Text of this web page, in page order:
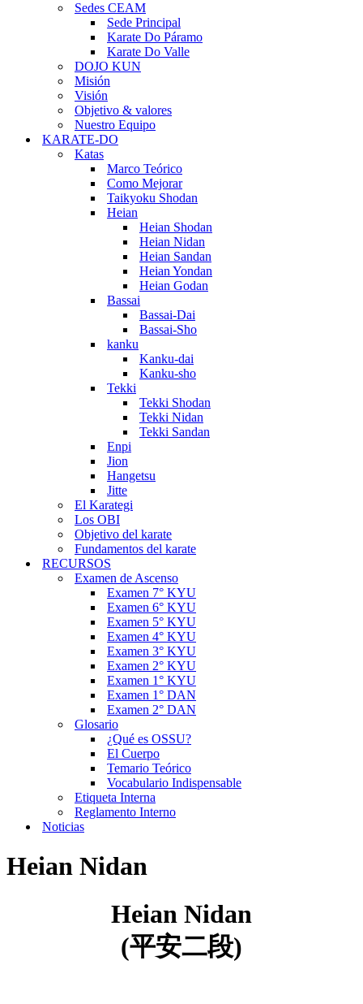
Sedes CEAM
Sede Principal
Karate Do Páramo
Karate Do Valle
DOJO KUN
Misión
Visión
Objetivo & valores
Nuestro Equipo
KARATE-DO
Katas
Marco Teórico
Como Mejorar
Taikyoku Shodan
Heian
Heian Shodan
Heian Nidan
Heian Sandan
Heian Yondan
Heian Godan
Bassai
Bassai-Dai
Bassai-Sho
kanku
Kanku-dai
Kanku-sho
Tekki
Tekki Shodan
Tekki Nidan
Tekki Sandan
Enpi
Jion
Hangetsu
Jitte
El Karategi
Los OBI
Objetivo del karate
Fundamentos del karate
RECURSOS
Examen de Ascenso
Examen 7° KYU
Examen 6° KYU
Examen 5° KYU
Examen 4° KYU
Examen 3° KYU
Examen 2° KYU
Examen 1° KYU
Examen 1° DAN
Examen 2° DAN
Glosario
¿Qué es OSSU?
El Cuerpo
Temario Teórico
Vocabulario Indispensable
Etiqueta Interna
Reglamento Interno
Noticias
Heian Nidan
Heian Nidan
(平安二段)